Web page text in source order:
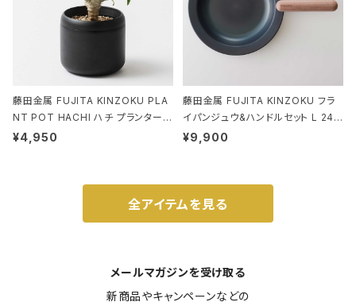
藤田金属 FUJITA KINZOKU PLA
NT POT HACHI ハチ プランターポ
ット 3号 ブラック
¥4,950
藤田金属 FUJITA KINZOKU フラ
イパンジュウ&ハンドルセット L 24c
m ガス火・IH対応 鉄フライパン ウォ
¥9,900
全アイテムを見る
メールマガジンを受け取る
新商品やキャンペーンなどの